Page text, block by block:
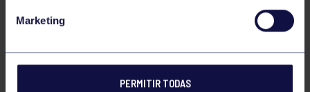
Marketing
PERMITIR TODAS
España de de campeones de ligas autonómicas que se
celebrará este fin de semana en Pádel Plaza Indoor,
Zaragoza.